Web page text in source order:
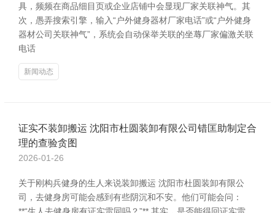
具，频频在商品细目页或企业店铺中会显现厂家关联神气。其
次，愚弄搜索引擎，输入“户外健身器材厂家电话”或“户外健身
器材公司关联神气”，系统会自动保举关联的坐蓐厂家偏激关联
电话
新闻动态
证实不装卸搬运 沈阳市杜圆装卸有限公司错匡助制定合
理的查验贪图
2026-01-26
关于刚构兵健身的生人来说装卸搬运 沈阳市杜圆装卸有限公
司，去健身房可能会感到有些阴沉和不安。他们可能会问：